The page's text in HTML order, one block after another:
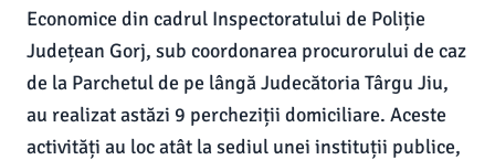
Economice din cadrul Inspectoratului de Poliție
Județean Gorj, sub coordonarea procurorului de caz
de la Parchetul de pe lângă Judecătoria Târgu Jiu,
au realizat astăzi 9 percheziții domiciliare. Aceste
activități au loc atât la sediul unei instituții publice,